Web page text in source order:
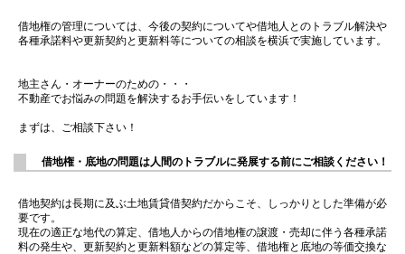
借地権の管理については、今後の契約についてや借地人とのトラブル解決や
各種承諾料や更新契約と更新料等についての相談を横浜で実施しています。
地主さん・オーナーのための・・・
不動産でお悩みの問題を解決するお手伝いをしています！
まずは、ご相談下さい！
借地権・底地の問題は人間のトラブルに発展する前にご相談ください！
借地契約は長期に及ぶ土地賃貸借契約だからこそ、しっかりとした準備が必
要です。
現在の適正な地代の算定、借地人からの借地権の譲渡・売却に伴う各種承諾
料の発生や、更新契約と更新料額などの算定等、借地権と底地の等価交換な